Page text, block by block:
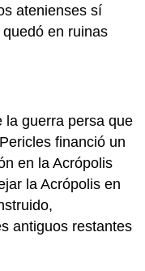
atenienses sí
en ruinas
la guerra persa que
financió un
en la Acrópolis
la Acrópolis en
antiguos restantes